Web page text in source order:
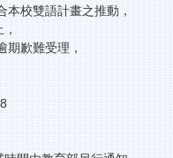
校雙語計畫之推動，
歉難受理，